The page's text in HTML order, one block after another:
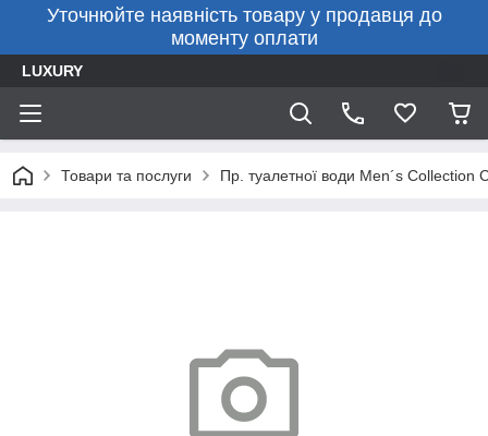
Уточнюйте наявність товару у продавця до
моменту оплати
LUXURY
Товари та послуги Пр. туалетної води Men´s Collection